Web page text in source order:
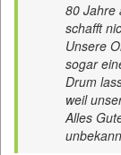
80 Jahre
schafft
Unsere
sogar
Drum
weil
Alles